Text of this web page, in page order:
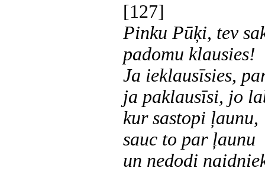
[127]
Pinku Pūķi, tev
padomu klausies!
Ja ieklausīsies,
ja paklausīsi, jo
kur sastopi ļaunu,
sauc to par ļaunu
un nedodi